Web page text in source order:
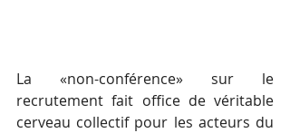
La «non-conférence» sur le
recrutement fait office de véritable
cerveau collectif pour les acteurs du